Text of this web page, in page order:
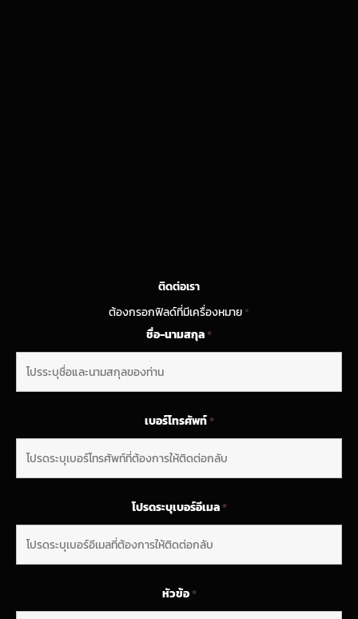
ติดต่อเรา
ต้องกรอกฟิลด์ที่มีเครื่องหมาย*
ชื่อ-นามสกุล*
เบอร์โทรศัพท์*
โปรดระบุเบอร์อีเมล*
หัวข้อ*